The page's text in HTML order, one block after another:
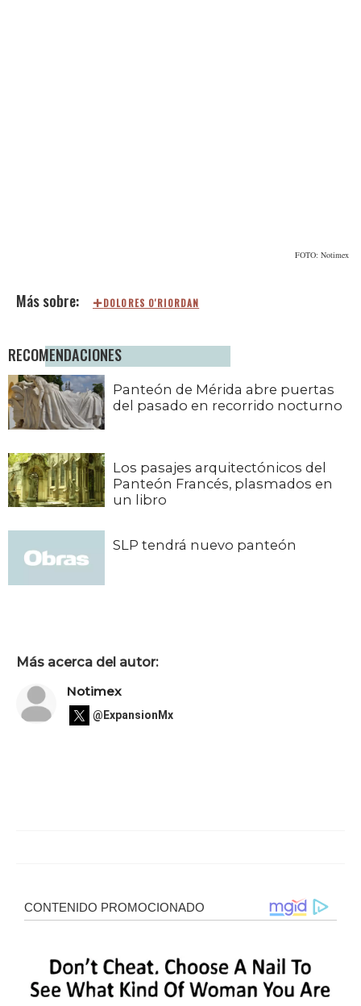
FOTO: Notimex
DOLORES O'RIORDAN
RECOMENDACIONES
Panteón de Mérida abre puertas
del pasado en recorrido nocturno
Los pasajes arquitectónicos del
Panteón Francés, plasmados en
un libro
SLP tendrá nuevo panteón
Más acerca del autor:
Notimex
@ExpansionMx